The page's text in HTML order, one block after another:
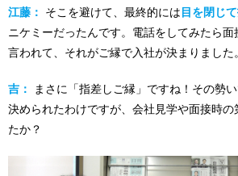
江藤： そこを避けて、最終的には 目を閉じ
ニケミーだったんです。電話をしてみたら面
言われて、それがご縁で入社が決まりました。
吉：
まさに「指差しご縁」ですね！その勢
決められたわけですが、会社見学や面接時の
たか？